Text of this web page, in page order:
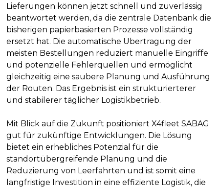
Lieferungen können jetzt schnell und zuverlässig
beantwortet werden, da die zentrale Datenbank die
bisherigen papierbasierten Prozesse vollständig
ersetzt hat. Die automatische Übertragung der
meisten Bestellungen reduziert manuelle Eingriffe
und potenzielle Fehlerquellen und ermöglicht
gleichzeitig eine saubere Planung und Ausführung
der Routen. Das Ergebnis ist ein strukturierterer
und stabilerer täglicher Logistikbetrieb.
Mit Blick auf die Zukunft positioniert X4fleet SABAG
gut für zukünftige Entwicklungen. Die Lösung
bietet ein erhebliches Potenzial für die
standortübergreifende Planung und die
Reduzierung von Leerfahrten und ist somit eine
langfristige Investition in eine effiziente Logistik, die